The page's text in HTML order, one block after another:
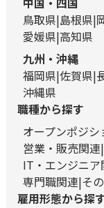
鳥取県 島根県
愛媛県 高知県
九州・沖縄
福岡県 佐賀県
沖縄県
職種から探す
オープンポジ
営業・販売関連
IT・エンジニア
専門職関連 そ
雇用形態から探